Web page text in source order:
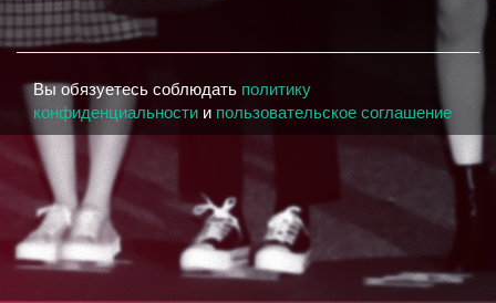
Вы обязуетесь соблюдать политику
конфиденциальности и пользовательское соглашение